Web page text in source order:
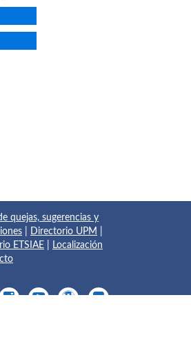
quejas, sugerencias y
Directorio UPM
ETSIAE
Localización